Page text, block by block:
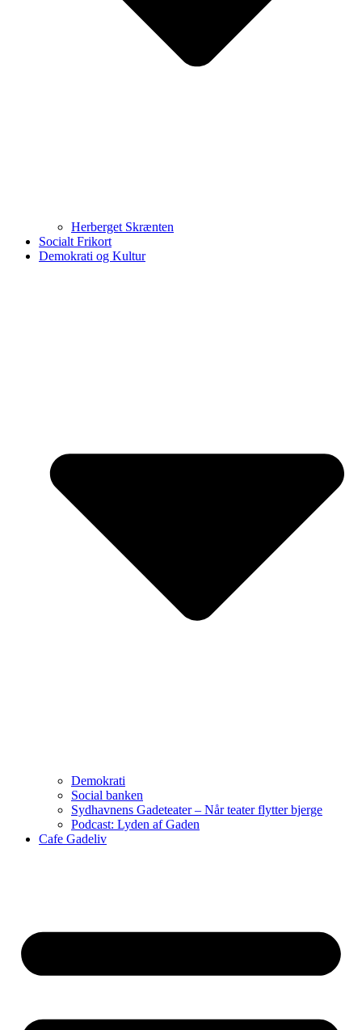
Herberget Skrænten
Socialt Frikort
Demokrati og Kultur
Demokrati
Social banken
Sydhavnens Gadeteater – Når teater flytter bjerge
Podcast: Lyden af Gaden
Cafe Gadeliv